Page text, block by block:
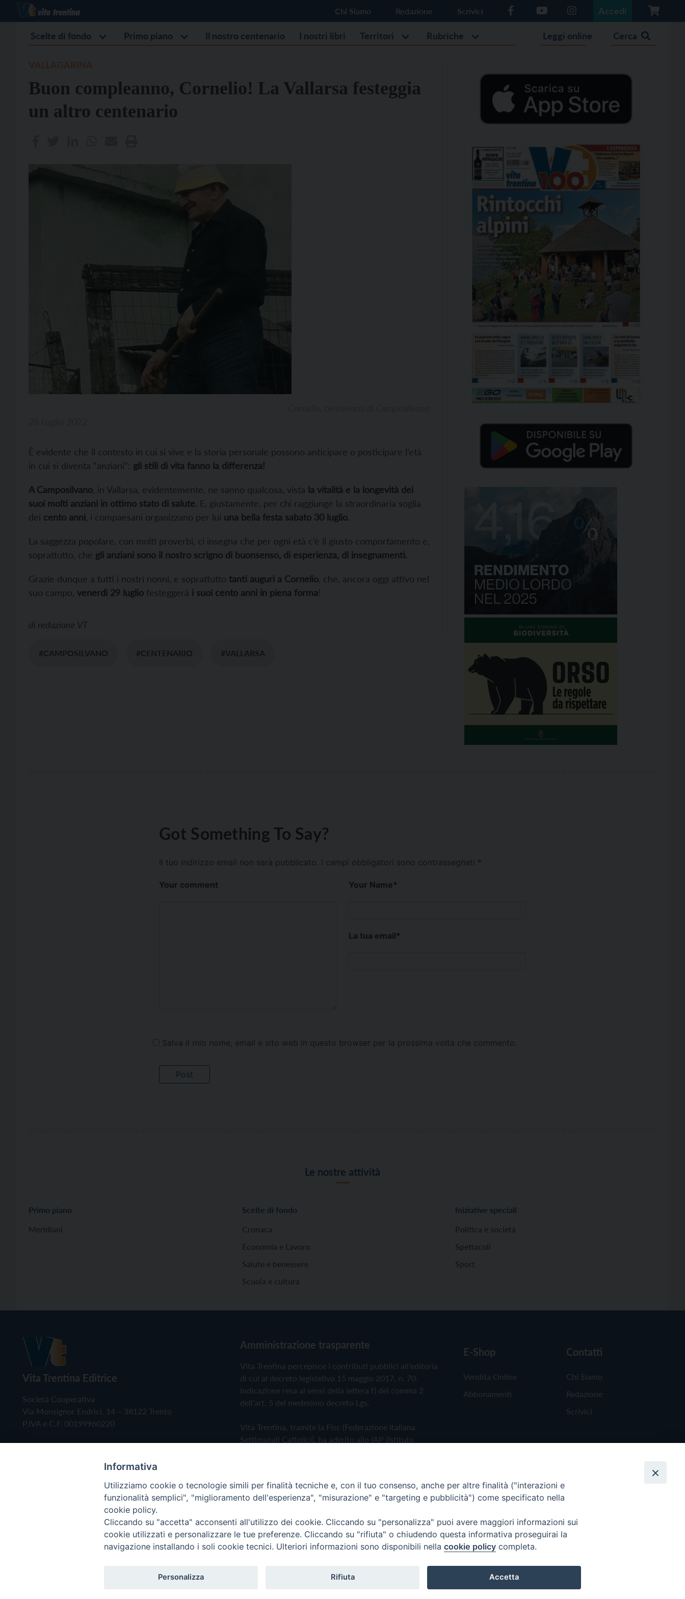
Chi Siamo Redazione Scrivici Accedi
Scelte di fondo Primo piano Il nostro centenario I nostri libri Territori Rubriche Leggi online Cerca
Buon compleanno, Cornelio! La Vallarsa festeggia
un altro centenario
È evidente che il contesto in cui si vive e la storia personale possono anticipare o posticipare l’età
in cui si diventa “anziani”: gli stili di vita fanno la differenza!
A Camposilvano , in Vallarsa, evidentemente, ne sanno qualcosa, vista la vitalità e la longevità dei
suoi molti anziani in ottimo stato di salute. E, giustamente, per chi raggiunge la straordinaria soglia
dei cento anni , i compaesani organizzano per lui una bella festa sabato 30 luglio.
La saggezza popolare, con molti proverbi, ci insegna che per ogni età c’è il giusto comportamento e,
soprattutto, che gli anziani sono il nostro scrigno di buonsenso, di esperienza, di insegnamenti.
Grazie dunque a tutti i nostri nonni, e soprattutto tanti auguri a Cornelio , che, ancora oggi attivo nel
suo campo, venerdì 29 luglio festeggerà i suoi cento anni in piena forma!
di redazione VT
#CAMPOSILVANO #CENTENARIO #VALLARSA
Got Something To Say?
Il tuo indirizzo email non sarà pubblicato. I campi obbligatori sono contrassegnati *
Your comment Your Name*
La tua email*
Salva il mio nome, email e sito web in questo browser per la prossima volta che commento.
Le nostre attività
Primo piano
Meridiani
Scelte di fondo
Cronaca
Economia e Lavoro
Salute e benessere
Scuola e cultura
Iniziative speciali
Politica e società
Spettacoli
Sport
Vita Trentina Editrice
Società Cooperativa
Via Monsignor Endrici, 14 – 38122 Trento
P.IVA e C.F. 00199960220
Amministrazione trasparente
Vita Trentina percepisce i contributi pubblici all'editoria
di cui al decreto legislativo 15 maggio 2017, n. 70.
Indicazione resa ai sensi della lettera f) del comma 2
dell'art. 5 del medesimo decreto Lgs.
Vita Trentina, tramite la Fisc (Federazione Italiana
Settimanali Cattolici), ha aderito allo IAP (Istituto
Privacy Policy Cookie Policy
E-Shop
Vendita Online
Abbonamenti
Contatti
Chi Siamo
Redazione
Scrivici
Copyright © 2019 - Tutti i diritti riservati - Vita Trentina Editrice
Informativa
Utilizziamo cookie o tecnologie simili per finalità tecniche e, con il tuo consenso, anche per altre finalità ("interazioni e
funzionalità semplici", "miglioramento dell'esperienza", "misurazione" e "targeting e pubblicità") come specificato nella
cookie policy.
Cliccando su "accetta" acconsenti all'utilizzo dei cookie. Cliccando su "personalizza" puoi avere maggiori informazioni sui
cookie utilizzati e personalizzare le tue preferenze. Cliccando su "rifiuta" o chiudendo questa informativa proseguirai la
navigazione installando i soli cookie tecnici. Ulteriori informazioni sono disponibili nella cookie policy completa.
Personalizza Rifiuta Accetta